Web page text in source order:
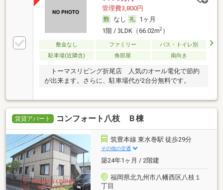
管理費3,800円
なし
1ヶ月
1階 / 3LDK（66.02m2）
敷金なし ファミリー
バス・トイレ別
駐車場(近隣含)
角部屋 南向き
トーマスリビング折尾店 人気のオール電化で節約
が出来ます。さらに、駐車場代が2台分無料です。
賃貸アパート コンフォート八枝 Ｂ棟
筑豊本線 東水巻駅 徒歩29分
その他の交通
築24年1ヶ月 / 2階建
福岡県北九州市八幡西区八枝１
丁目